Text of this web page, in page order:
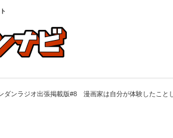
ダンラジオ出張掲載版#8 漫画家は自分が体験したこと